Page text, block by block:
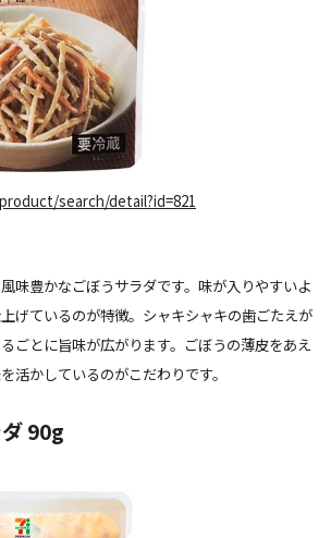
search/detail?id=821
味豊かなごぼうサラダです。味が入りやすいよ
げているのが特徴。シャキシャキの歯ごたえが
ごとに旨味が広がります。ごぼうの薄皮をあえ
活かしているのがこだわりです。
90g